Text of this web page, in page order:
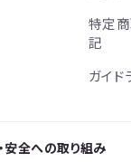
特定
記
ガイド
安全への取り組み